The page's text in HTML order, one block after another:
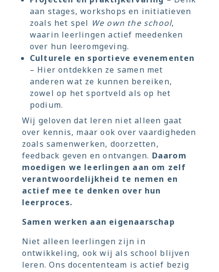
aan stages, workshops en initiatieven
zoals het spel We own the school,
waarin leerlingen actief meedenken
over hun leeromgeving.
Culturele en sportieve evenementen
– Hier ontdekken ze samen met
anderen wat ze kunnen bereiken,
zowel op het sportveld als op het
podium.
Wij geloven dat leren niet alleen gaat
over kennis, maar ook over vaardigheden
zoals samenwerken, doorzetten,
feedback geven en ontvangen. Daarom
moedigen we leerlingen aan om zelf
verantwoordelijkheid te nemen en
actief mee te denken over hun
leerproces.
Samen werken aan eigenaarschap
Niet alleen leerlingen zijn in
ontwikkeling, ook wij als school blijven
leren. Ons docententeam is actief bezig